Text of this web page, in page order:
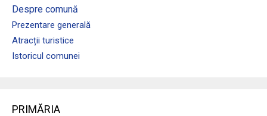
Despre comună
Prezentare generală
Atracții turistice
Istoricul comunei
PRIMĂRIA